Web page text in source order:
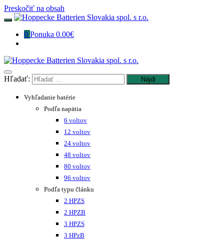
Preskočiť na obsah
0 Ponuka 0.00€
Hľadať:
Vyhľadanie batérie
Podľa napätia
6 voltov
12 voltov
24 voltov
48 voltov
80 voltov
96 voltov
Podľa typu článku
2 HPZS
2 HPZB
3 HPZS
3 HPzB